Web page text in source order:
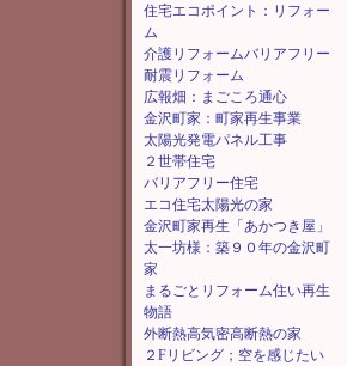
住宅エコポイント：リフォー
ム
介護リフォームバリアフリー
耐震リフォーム
広報畑：まごころ通心
金沢町家：町家再生事業
太陽光発電パネル工事
２世帯住宅
バリアフリー住宅
エコ住宅太陽光の家
金沢町家再生「あかつき屋」
太一坊様：築９０年の金沢町
家
まるごとリフォーム住い再生
物語
外断熱高気密高断熱の家
２Fリビング；空を感じたい